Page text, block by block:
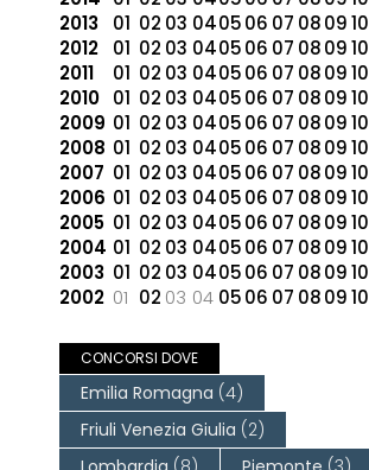
2013
01 02 03 040506 07 080910
2012
01 02 03 040506 07 080910
2011
01 02 03 040506 07 080910
2010 01 02 03 040506 07 080910
2009 01 02 03 040506 07 080910
2008 01 02 03 040506 07 080910
2007 01 02 03 040506 07 080910
2006 01 02 03 040506 07 080910
2005 01 02 03 040506 07 080910
2004 01 02 03 040506 07 080910
2003 01 02 03 040506 07 080910
2002 01 02 03 04 0506 07 080910
CONCORSI DOVE
Emilia Romagna (4)
Friuli Venezia Giulia (2)